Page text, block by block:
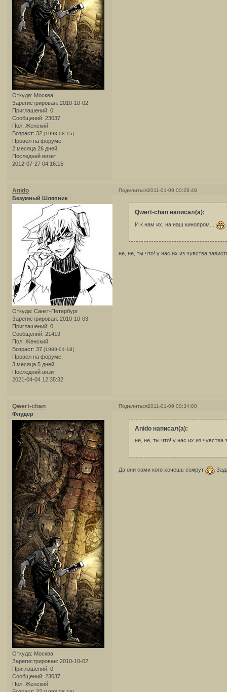
Откуда: Москва
Зарегистрирован: 2010-10-02
Приглашений: 0
Сообщений: 23037
Пол: Женский
Возраст: 32 [1993-08-15]
Провел на форуме:
2 месяца 26 дней
Последний визит:
2012-07-27 04:16:15
Поделиться2011-01-09 00:28:48
Anido
Безумный Шляпник
Откуда: Санкт-Петербург
Зарегистрирован: 2010-10-03
Приглашений: 0
Сообщений: 21419
Пол: Женский
Возраст: 37 [1989-01-18]
Провел на форуме:
3 месяца 5 дней
Последний визит:
2021-04-04 12:35:32
Qwert-chan написал(а):
И к нам их, на наш кинопром...
не, не, ты что! у нас их из чувства
Поделиться2011-01-09 00:34:08
Qwert-chan
Флудер
Откуда: Москва
Зарегистрирован: 2010-10-02
Приглашений: 0
Сообщений: 23037
Пол: Женский
Anido написал(а):
не, не, ты что! у нас их из чувства
Да они сами кого хочешь сожрут